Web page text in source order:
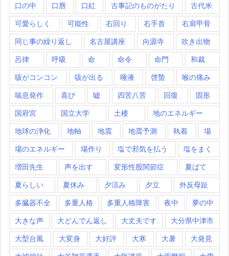
口の中 口唇 口紅 古事記のものがたり 古代米
可愛らしく 可能性 右回り 右手首 右肩甲骨
同じ事の繰り返し 名古屋講座 向源寺 吹き出物
呂律 呼吸 命 命令 命門 和裁
咳がコンコン 咳が出る 唾液 啓蟄 喉の痛み
喘息発作 喜び 嘘 四苦八苦 回復 固形
国府宮 国立大学 土楼 地のエネルギー
地球の浄化 地軸 地震 地震予測 執着 場
場のエネルギー 場作り 塩で邪気を払う 塩をまく
増田先生 声を出す 変形性股関節症 夏ばて
夏らしい 夏休み 夕涼み 夕立 外反母趾
多臓器不全 多重人格 多重人格障害 夜中 夢の中
大きな声 大どんでん返し 大丈夫です 大分県中津市
大型台風 大変身 大好評 大寒 大暑 大発見